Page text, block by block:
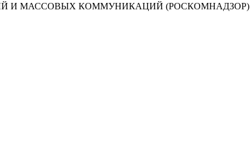
И МАССОВЫХ КОММУНИКАЦИЙ (РОСКОМНАДЗОР)